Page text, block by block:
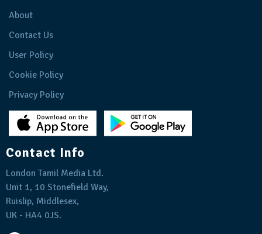
About
Contact Us
User Policy
Cookie Policy
Privacy Policy
Contact Info
London Tamil Media Ltd.
Unit 1, 10 Stonefield Way,
Ruislip, Middlesex,
UK - HA4 0JS.